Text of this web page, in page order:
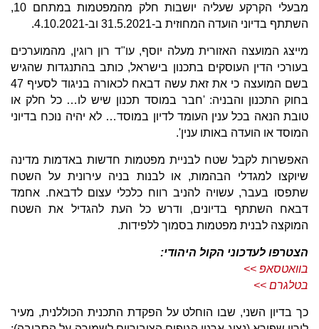
מבעלי הקרקע שעליה יושבות חלק מהמפטמות במתחם 10,
השתתף בדיוני הועדה המחוזית ב-31.5.2021 וב-4.10.2021.
מייצג המועצה האזורית מעלה יוסף, עו"ד רון רוגין, מהמוערכים
בעורכי הדין העוסקים בתכנון בישראל, כותב בהתנגדות שהגיש
בשם המועצה כי את זאת עשה דבאח לכאורה בניגוד לסעיף 47
בחוק התכנון והבניה: 'חבר במוסד תכנון שיש לו… כל חלק או
טובת הנאה בכל ענין העומד לדיון במוסד… לא יהיה נוכח בדיוני
המוסד או הועדה באותו ענין'.
האפשרות לקבל שטח לבניית מפטמות חדשות באדמות מדינה
שיוקצו למגדלי הבהמות, או לבנות בניה עירונית על השטח
שתפסו בעבר, עשויה להניב רווח כלכלי עצום לדבאח. אחמד
דבאח השתתף בדיונים, ודרש כל העת להגדיל את השטח
המוקצה לבנית מפטמות בסמוך ללפידות.
הצטרפו לעדכוני הקול היהודי:
בוואטסאפ >>
בטלגרם >>
כך בדיון השני, שבו הוחלט על הפקדת התכנית הכוללנית, מעיר